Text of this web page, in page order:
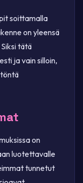
soittamalla
on yleensä
tätä
ja vain silloin,
on
luotettavalle
tunnetut